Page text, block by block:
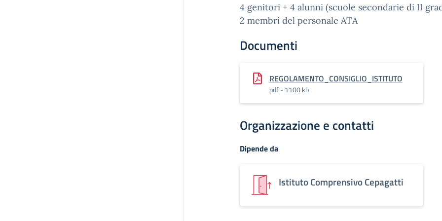
4 genitori + 4 alunni (scuole secondarie di II
2 membri del personale ATA
Documenti
REGOLAMENTO_CONSIGLIO_ISTITUTO
pdf - 1100 kb
Organizzazione e contatti
Dipende da
Istituto Comprensivo Cepagatti